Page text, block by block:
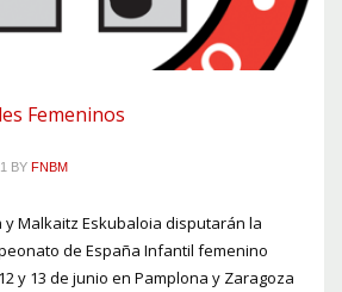
Femeninos
BY FNBM
Malkaitz Eskubaloia disputarán la
de España Infantil femenino
y 13 de junio en Pamplona y Zaragoza